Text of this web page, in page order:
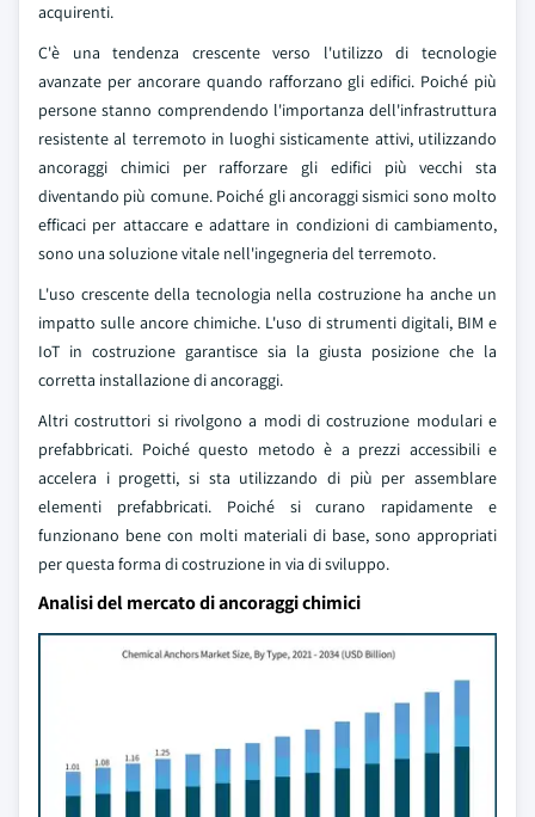
acquirenti.
C'è una tendenza crescente verso l'utilizzo di tecnologie
avanzate per ancorare quando rafforzano gli edifici. Poiché più
persone stanno comprendendo l'importanza dell'infrastruttura
resistente al terremoto in luoghi sisticamente attivi, utilizzando
ancoraggi chimici per rafforzare gli edifici più vecchi sta
diventando più comune. Poiché gli ancoraggi sismici sono molto
efficaci per attaccare e adattare in condizioni di cambiamento,
sono una soluzione vitale nell'ingegneria del terremoto.
L'uso crescente della tecnologia nella costruzione ha anche un
impatto sulle ancore chimiche. L'uso di strumenti digitali, BIM e
IoT in costruzione garantisce sia la giusta posizione che la
corretta installazione di ancoraggi.
Altri costruttori si rivolgono a modi di costruzione modulari e
prefabbricati. Poiché questo metodo è a prezzi accessibili e
accelera i progetti, si sta utilizzando di più per assemblare
elementi prefabbricati. Poiché si curano rapidamente e
funzionano bene con molti materiali di base, sono appropriati
per questa forma di costruzione in via di sviluppo.
Analisi del mercato di ancoraggi chimici